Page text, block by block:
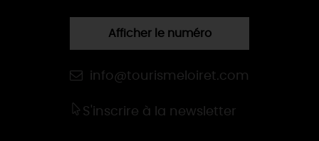
Afficher le numéro
info@tourismeloiret.com
S'inscrire à la newsletter